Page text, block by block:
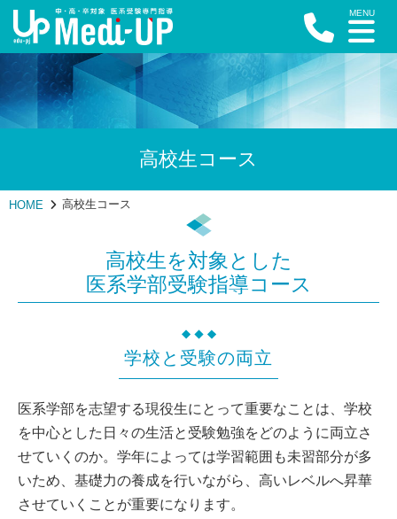
MENU
高校生コース
HOME 高校生コース
高校生を対象とした
医系学部受験指導コース
学校と受験の両立
医系学部を志望する現役生にとって重要なことは、学校
を中心とした日々の生活と受験勉強をどのように両立さ
せていくのか。学年によっては学習範囲も未習部分が多
いため、基礎力の養成を行いながら、高いレベルへ昇華
させていくことが重要になります。